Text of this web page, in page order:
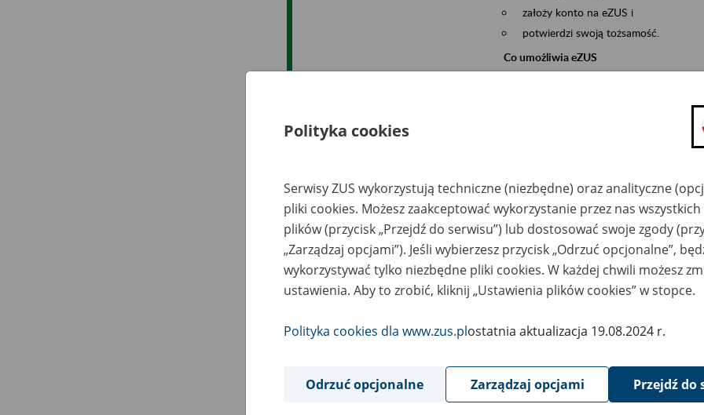
założy konto na eZUS i
potwierdzi swoją tożsamość.
Co umożliwia eZUS
składanie wniosków i otrzymywanie
Jeśli jesteś osobą ubezpieczoną (np.
możesz sprawdzić swoje dane
masz dostęp do informacji o stanie
masz dostęp do informacji o
Jeśli jesteś płatnikiem składek (np.
możesz skorzystać z aplikacji
ubezpieczeń, wypełnisz i
ZUS,
możesz złożyć wniosek o wydanie
masz dostęp do zwolnień
Jeśli jesteś świadczeniobiorcą
Polityka cookies
Serwisy ZUS wykorzystują techniczne (niezbędne) oraz analityczne
pliki cookies. Możesz zaakceptować wykorzystanie przez nas
plików (przycisk „Przejdź do serwisu”) lub dostosować swoje zgody
„Zarządzaj opcjami”). Jeśli wybierzesz przycisk „Odrzuć opcjonalne”,
wykorzystywać tylko niezbędne pliki cookies. W każdej chwili możesz
ustawienia. Aby to zrobić, kliknij „Ustawienia plików cookies” w stopce.
Polityka cookies dla www.zus.plostatnia aktualizacja 19.08.2024 r.
Odrzuć opcjonalne Zarządzaj opcjami Przejdź do